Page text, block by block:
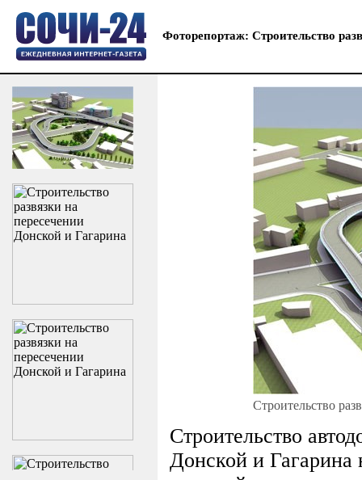
Фоторепортаж: Строительство
Строительство
Строительство
Донской и Гагарина